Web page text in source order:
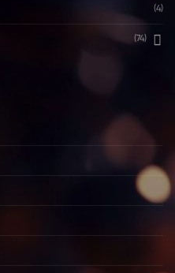
(4)
(74)